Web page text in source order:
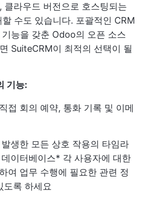
클라우드 버전으로 호스팅되는
수도 있습니다. 포괄적인 CRM
능을 갖춘 Odoo의 오픈 소스
SuiteCRM이 최적의 선택이 될
기능:
접 회의 예약, 통화 기록 및 이메
생한 모든 상호 작용의 타임라
이터베이스* 각 사용자에 대한
여 업무 수행에 필요한 관련 정
도록 하세요